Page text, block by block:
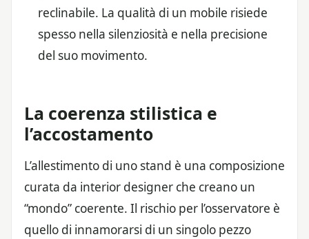
reclinabile. La qualità di un mobile risiede
spesso nella silenziosità e nella precisione
del suo movimento.
La coerenza stilistica e
l’accostamento
L’allestimento di uno stand è una composizione
curata da interior designer che creano un
“mondo” coerente. Il rischio per l’osservatore è
quello di innamorarsi di un singolo pezzo